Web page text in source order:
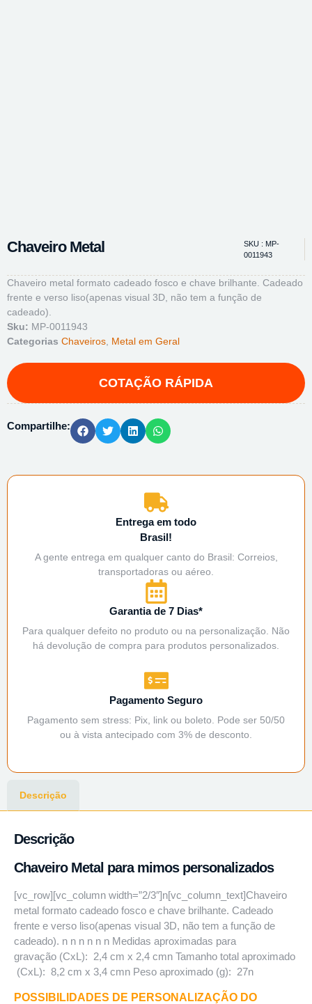
Chaveiro Metal
SKU : MP-
0011943
Chaveiro metal formato cadeado fosco e chave brilhante. Cadeado
frente e verso liso(apenas visual 3D, não tem a função de
cadeado).
Sku: MP-0011943
Categorias Chaveiros Metal em Geral
Compartilhe:
Entrega em todo
Brasil!
A gente entrega em qualquer canto do Brasil: Correios,
transportadoras ou aéreo.
Garantia de 7 Dias*
Para qualquer defeito no produto ou na personalização. Não
há devolução de compra para produtos personalizados.
Pagamento Seguro
Pagamento sem stress: Pix, link ou boleto. Pode ser 50/50
ou à vista antecipado com 3% de desconto.
Descrição
Descrição
Chaveiro Metal para mimos personalizados
[vc_row][vc_column width=”2/3″]n[vc_column_text]Chaveiro
metal formato cadeado fosco e chave brilhante. Cadeado
frente e verso liso(apenas visual 3D, não tem a função de
cadeado). n n n n n n Medidas aproximadas para
gravação (CxL): 2,4 cm x 2,4 cmn Tamanho total aproximado
(CxL): 8,2 cm x 3,4 cmn Peso aproximado (g): 27n
POSSIBILIDADES DE PERSONALIZAÇÃO DO